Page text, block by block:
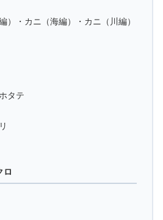
）・カニ（海編）・カニ（川編）
タテ
ロ